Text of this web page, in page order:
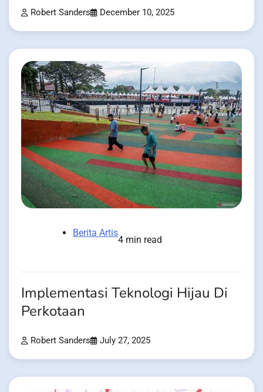
Robert Sanders December 10, 2025
Berita Artis
4 min read
Implementasi Teknologi Hijau Di
Perkotaan
Robert Sanders July 27, 2025